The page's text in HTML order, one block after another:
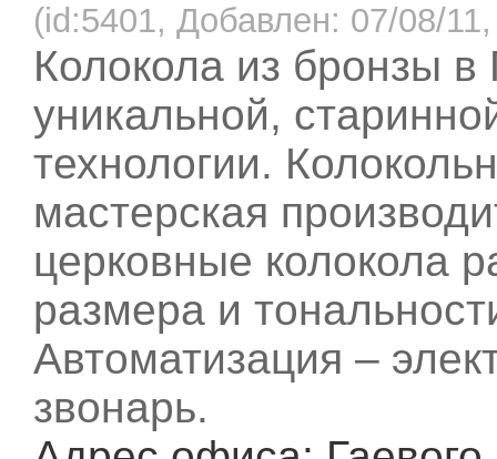
(id:5401, Добавлен: 07/08/
Колокола из бронзы в
уникальной,
технологии.
мастерская
церковные колокола
размера и
Автоматизация –
звонарь.